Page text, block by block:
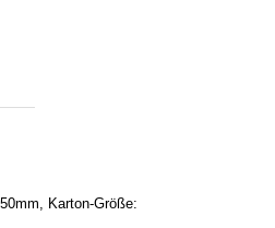
Karton-Größe: